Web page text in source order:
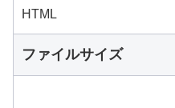
HTML
ファイルサイズ